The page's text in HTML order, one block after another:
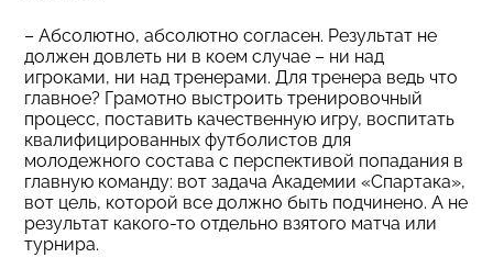
– Абсолютно, абсолютно согласен. Результат не
должен довлеть ни в коем случае – ни над
игроками, ни над тренерами. Для тренера ведь что
главное? Грамотно выстроить тренировочный
процесс, поставить качественную игру, воспитать
квалифицированных футболистов для
молодежного состава с перспективой попадания в
главную команду: вот задача Академии «Спартака»,
вот цель, которой все должно быть подчинено. А не
результат какого-то отдельно взятого матча или
турнира.